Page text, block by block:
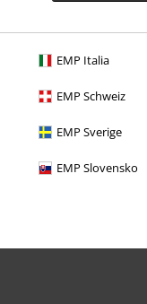
EMP Italia
EMP Schweiz
EMP Sverige
EMP Slovensko